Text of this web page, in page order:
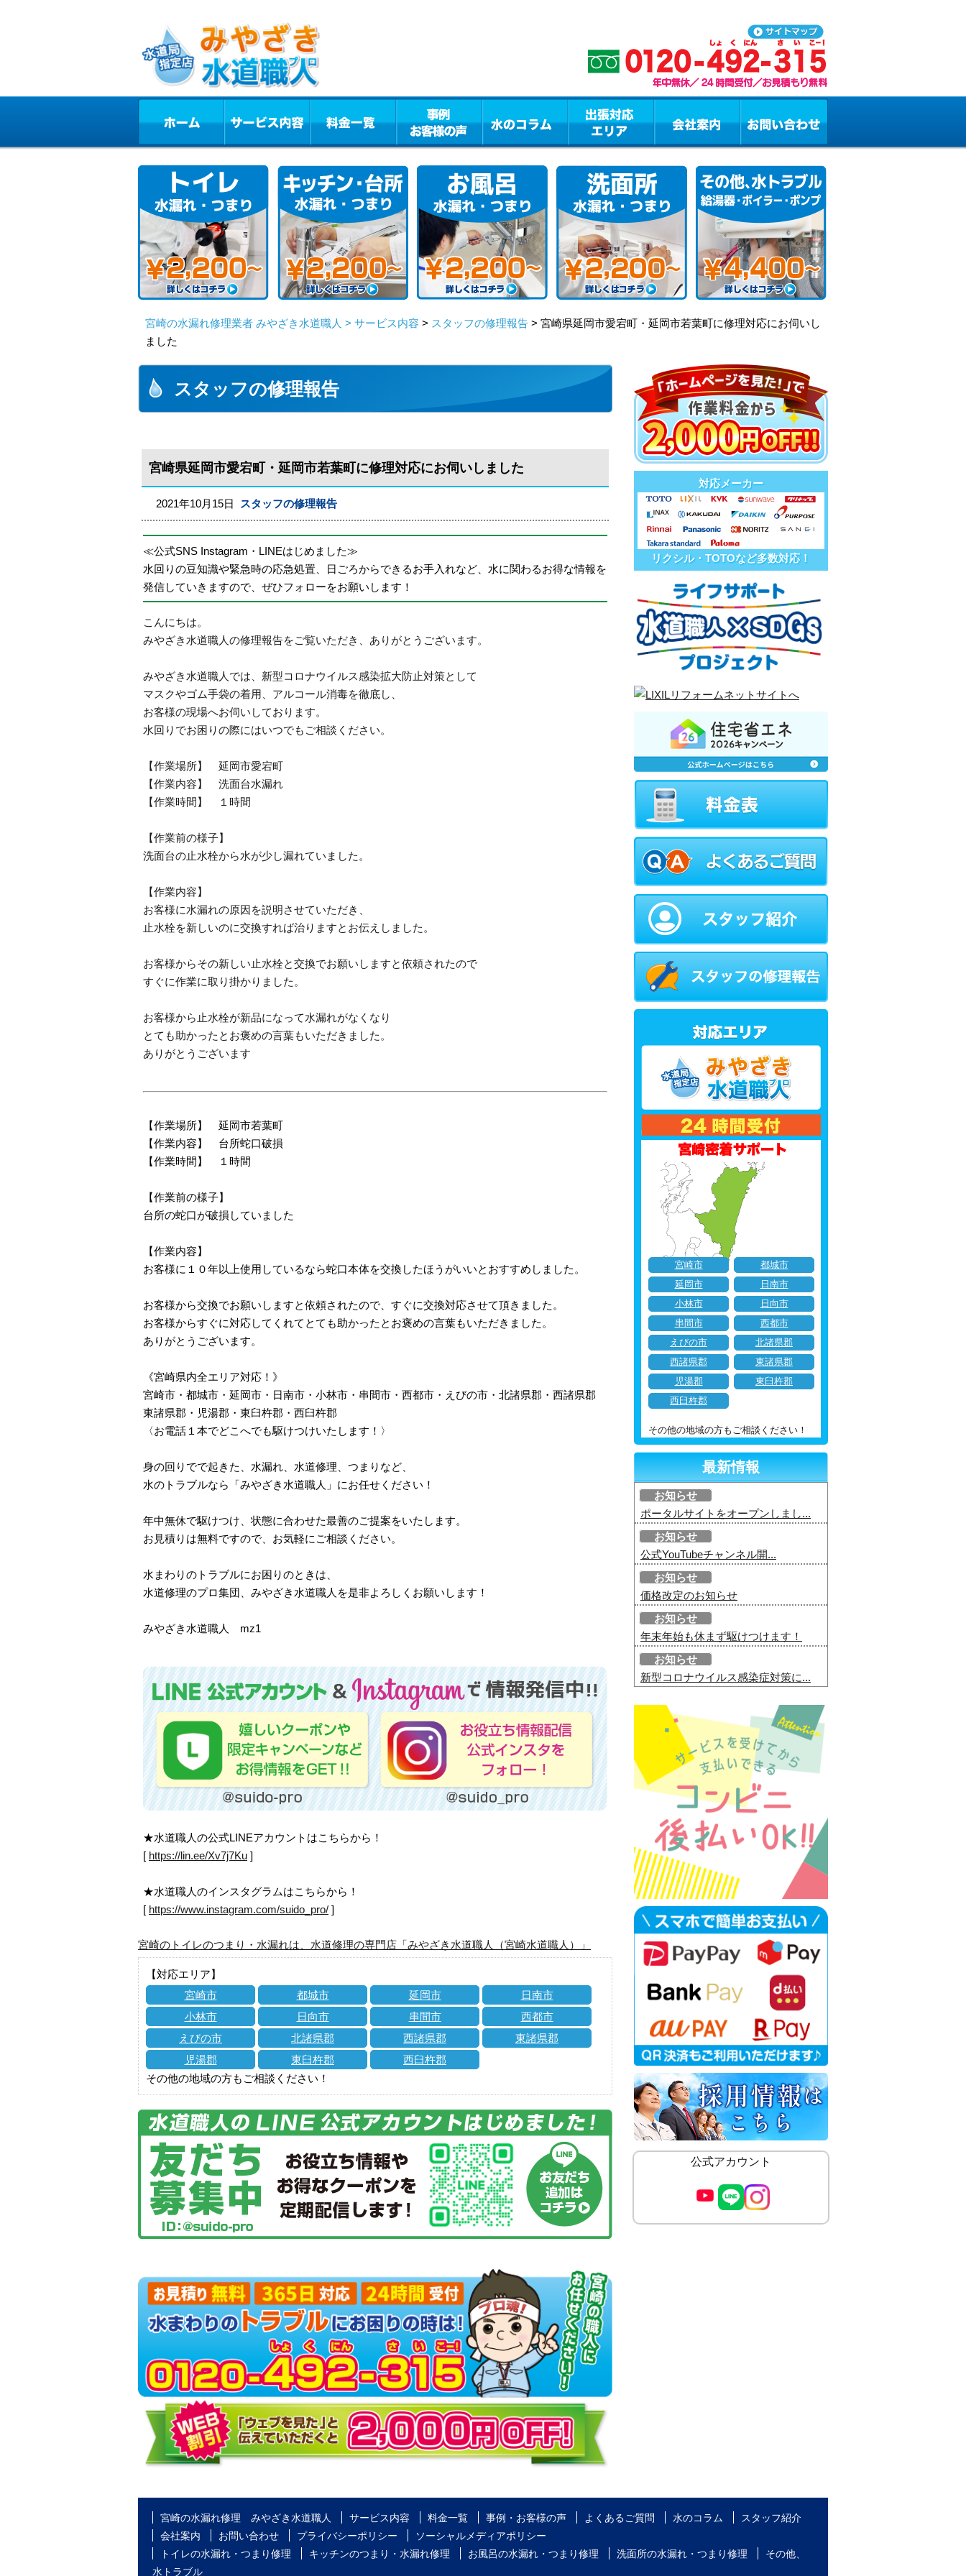
宮崎の水漏れ修理業者 みやざき水道職人 > サービス内容 > スタッフの修理報告 > 宮崎県延岡市愛宕町・延岡市若葉町に修理対応にお伺いし
ました
スタッフの修理報告
宮崎県延岡市愛宕町・延岡市若葉町に修理対応にお伺いしました
2021年10月15日 スタッフの修理報告
≪公式SNS Instagram・LINEはじめました≫
水回りの豆知識や緊急時の応急処置、日ごろからできるお手入れなど、水に関わるお得な情報を
発信していきますので、ぜひフォローをお願いします！
こんにちは。
みやざき水道職人の修理報告をご覧いただき、ありがとうございます。
みやざき水道職人では、新型コロナウイルス感染拡大防止対策として
マスクやゴム手袋の着用、アルコール消毒を徹底し、
お客様の現場へお伺いしております。
水回りでお困りの際にはいつでもご相談ください。
【作業場所】 延岡市愛宕町
【作業内容】 洗面台水漏れ
【作業時間】 １時間
【作業前の様子】
洗面台の止水栓から水が少し漏れていました。
【作業内容】
お客様に水漏れの原因を説明させていただき、
止水栓を新しいのに交換すれば治りますとお伝えしました。
お客様からその新しい止水栓と交換でお願いしますと依頼されたので
すぐに作業に取り掛かりました。
お客様から止水栓が新品になって水漏れがなくなり
とても助かったとお褒めの言葉もいただきました。
ありがとうございます
【作業場所】 延岡市若葉町
【作業内容】 台所蛇口破損
【作業時間】 １時間
【作業前の様子】
台所の蛇口が破損していました
【作業内容】
お客様に１０年以上使用しているなら蛇口本体を交換したほうがいいとおすすめしました。
お客様から交換でお願いしますと依頼されたので、すぐに交換対応させて頂きました。
お客様からすぐに対応してくれてとても助かったとお褒めの言葉もいただきました。
ありがとうございます。
《宮崎県内全エリア対応！》
宮崎市・都城市・延岡市・日南市・小林市・串間市・西都市・えびの市・北諸県郡・西諸県郡
東諸県郡・児湯郡・東臼杵郡・西臼杵郡
〈お電話１本でどこへでも駆けつけいたします！〉
身の回りでで起きた、水漏れ、水道修理、つまりなど、
水のトラブルなら「みやざき水道職人」にお任せください！
年中無休で駆けつけ、状態に合わせた最善のご提案をいたします。
お見積りは無料ですので、お気軽にご相談ください。
水まわりのトラブルにお困りのときは、
水道修理のプロ集団、みやざき水道職人を是非よろしくお願いします！
みやざき水道職人 mz1
★水道職人の公式LINEアカウントはこちらから！
[ https://lin.ee/Xv7j7Ku ]
★水道職人のインスタグラムはこちらから！
[ https://www.instagram.com/suido_pro/ ]
宮崎のトイレのつまり・水漏れは、水道修理の専門店「みやざき水道職人（宮崎水道職人）」
【対応エリア】
宮崎市
都城市 延岡市
日南市
小林市
日向市 串間市
西都市
えびの市
北諸県郡 西諸県郡
東諸県郡
児湯郡
東臼杵郡
西臼杵郡
その他の地域の方もご相談ください！
対応メーカー
リクシル・TOTOなど多数対応！
宮崎市
都城市
延岡市
日南市
小林市
日向市
串間市
西都市
えびの市
北諸県郡
西諸県郡
東諸県郡
児湯郡
東臼杵郡
西臼杵郡
その他の地域の方もご相談ください！
最新情報
お知らせ
ポータルサイトをオープンしまし...
お知らせ
公式YouTubeチャンネル開...
お知らせ
価格改定のお知らせ
お知らせ
年末年始も休まず駆けつけます！
お知らせ
新型コロナウイルス感染症対策に...
公式アカウント
宮崎の水漏れ修理 みやざき水道職人 サービス内容 料金一覧 事例・お客様の声 よくあるご質問 水のコラム
スタッフ紹介
会社案内
お問い合わせ プライバシーポリシー
ソーシャルメディアポリシー
トイレの水漏れ・つまり修理
キッチンのつまり・水漏れ修理 お風呂の水漏れ・つまり修理 洗面所の水漏れ・つまり修理
その他、
水トラブル